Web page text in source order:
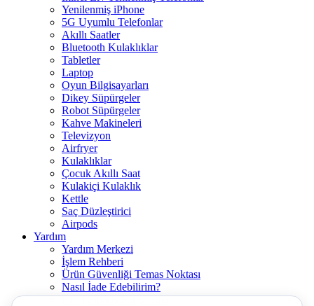
Yenilenmiş iPhone
5G Uyumlu Telefonlar
Akıllı Saatler
Bluetooth Kulaklıklar
Tabletler
Laptop
Oyun Bilgisayarları
Dikey Süpürgeler
Robot Süpürgeler
Kahve Makineleri
Televizyon
Airfryer
Kulaklıklar
Çocuk Akıllı Saat
Kulakiçi Kulaklık
Kettle
Saç Düzleştirici
Airpods
Yardım
Yardım Merkezi
İşlem Rehberi
Ürün Güvenliği Temas Noktası
Nasıl İade Edebilirim?
Pasaj Sipariş Sorgulama